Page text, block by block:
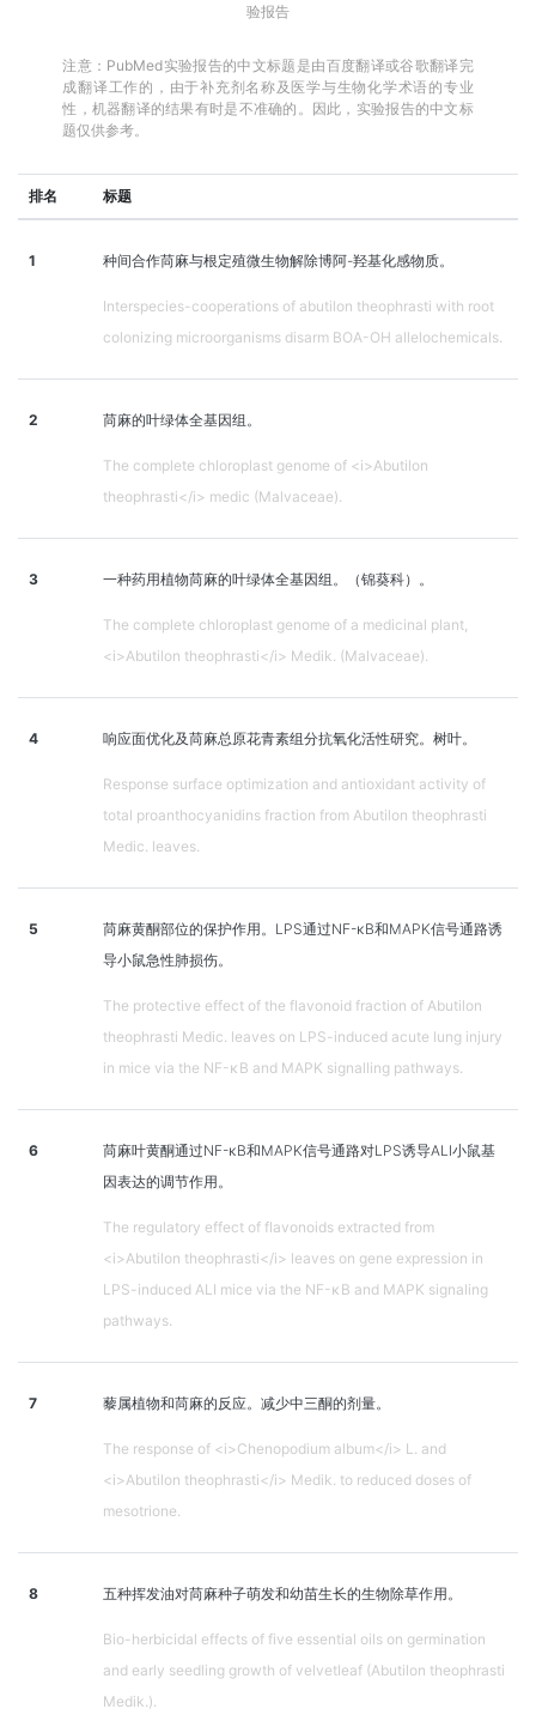
验报告
注意：PubMed实验报告的中文标题是由百度翻译或谷歌翻译完
成翻译工作的，由于补充剂名称及医学与生物化学术语的专业
性，机器翻译的结果有时是不准确的。因此，实验报告的中文标
题仅供参考。
排名 标题
1 种间合作苘麻与根定殖微生物解除博阿-羟基化感物质。
Interspecies-cooperations of abutilon theophrasti with root
colonizing microorganisms disarm BOA-OH allelochemicals.
2 苘麻的叶绿体全基因组。
The complete chloroplast genome of <i>Abutilon
theophrasti</i> medic (Malvaceae).
3 一种药用植物苘麻的叶绿体全基因组。（锦葵科）。
The complete chloroplast genome of a medicinal plant,
<i>Abutilon theophrasti</i> Medik. (Malvaceae).
4 响应面优化及苘麻总原花青素组分抗氧化活性研究。树叶。
Response surface optimization and antioxidant activity of
total proanthocyanidins fraction from Abutilon theophrasti
Medic. leaves.
5
苘麻黄酮部位的保护作用。LPS通过NF-κB和MAPK信号通路诱
导小鼠急性肺损伤。
The protective effect of the flavonoid fraction of Abutilon
theophrasti Medic. leaves on LPS-induced acute lung injury
in mice via the NF-κB and MAPK signalling pathways.
6
苘麻叶黄酮通过NF-κB和MAPK信号通路对LPS诱导ALI小鼠基
因表达的调节作用。
The regulatory effect of flavonoids extracted from
<i>Abutilon theophrasti</i> leaves on gene expression in
LPS-induced ALI mice via the NF-κB and MAPK signaling
pathways.
7 藜属植物和苘麻的反应。减少中三酮的剂量。
The response of <i>Chenopodium album</i> L. and
<i>Abutilon theophrasti</i> Medik. to reduced doses of
mesotrione.
8 五种挥发油对苘麻种子萌发和幼苗生长的生物除草作用。
Bio-herbicidal effects of five essential oils on germination
and early seedling growth of velvetleaf (Abutilon theophrasti
Medik.).